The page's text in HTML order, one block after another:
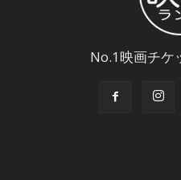
No.1映画チケ